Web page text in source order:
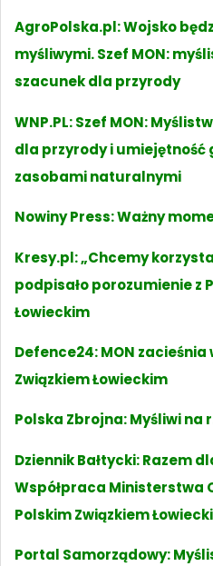
AgroPolska.pl: Wojsko
myśliwymi. Szef MON:
szacunek dla przyrody
WNP.PL: Szef MON:
dla przyrody i
zasobami naturalnymi
Nowiny Press: Ważny
Kresy.pl: „Chcemy
podpisało porozumienie z
Łowieckim
Defence24: MON zacieśnia
Związkiem Łowieckim
Polska Zbrojna: Myśliwi na
Dziennik Bałtycki: Razem
Współpraca Ministerstwa
Polskim Związkiem
Portal Samorządowy: